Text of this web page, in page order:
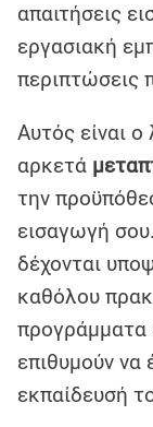
απαιτήσεις
εργασιακή
περιπτώσεις
Αυτός είναι
αρκετά
την
εισαγωγή
δέχονται
καθόλου
προγράμματα
επιθυμούν
εκπαίδευσή